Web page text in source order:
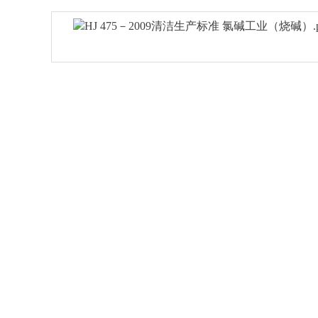
HJ 475－2009清洁生产标准 氯碱工业（烧碱）